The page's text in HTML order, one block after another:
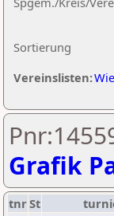
Sortierung
Vereinslisten:
Grafik
tnrSt